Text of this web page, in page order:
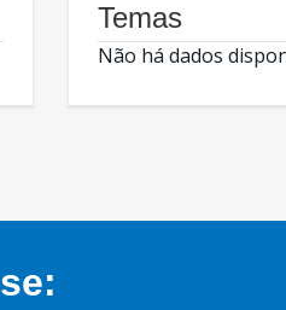
Temas
Não há dados